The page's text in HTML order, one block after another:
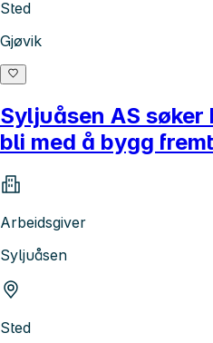
Sted
Gjøvik
Syljuåsen AS
bli med å bygg
Arbeidsgiver
Syljuåsen
Sted